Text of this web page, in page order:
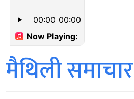
मैथिली समाचार